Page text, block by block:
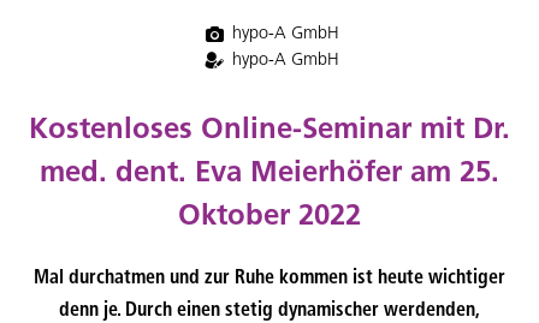
hypo-A GmbH
hypo-A GmbH
Kostenloses Online-Seminar mit Dr.
med. dent. Eva Meierhöfer am 25.
Oktober 2022
Mal durchatmen und zur Ruhe kommen ist heute wichtiger
denn je. Durch einen stetig dynamischer werdenden,